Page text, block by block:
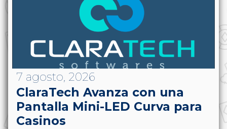
7 agosto, 2026
ClaraTech Avanza con una
Pantalla Mini-LED Curva para
Casinos